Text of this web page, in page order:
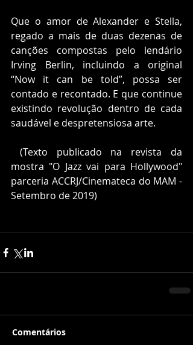
Que o amor de Alexander e Stella,
regado a mais de duas dezenas de
canções compostas pelo lendário
Irving Berlin, incluindo a original
“Now it can be told”, possa ser
contado e recontado. E que continue
existindo revolução dentro de cada
saudável e despretensiosa arte.
mostra "O Jazz vai para Hollywood"
parceria ACCRJ/Cinemateca do MAM -
Setembro de 2019)
Comentários